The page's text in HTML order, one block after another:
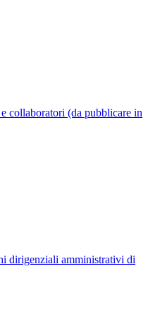
collaboratori (da pubblicare in
dirigenziali amministrativi di